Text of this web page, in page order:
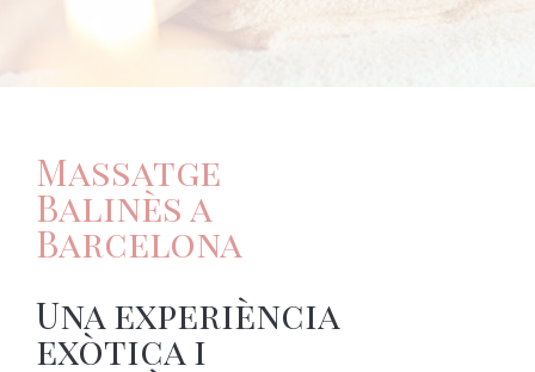
Massatge
Balinès a
Barcelona
Una experiència
exòtica i